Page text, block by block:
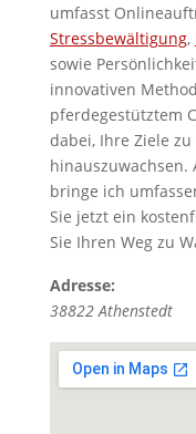
umfasst
Stressbewältigung,
sowie
innovativen
pferdegestütztem
dabei, Ihre Ziele
hinauszuwachsen.
bringe ich
Sie jetzt ein
Sie Ihren Weg zu
Adresse:
38822 Athenstedt